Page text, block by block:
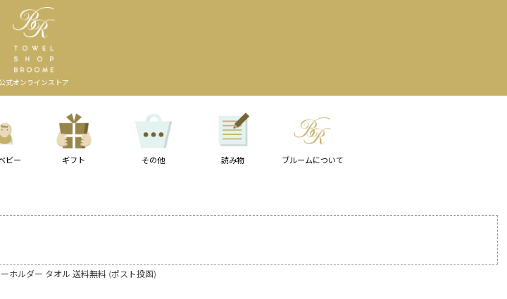
式オンラインストア
ビー ギフト その他 読み物 ブルームについて
ホルダー タオル 送料無料 (ポスト投函)